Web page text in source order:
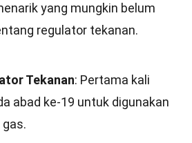
yang mungkin belum
regulator tekanan.
Tekanan: Pertama kali
abad ke-19 untuk digunakan